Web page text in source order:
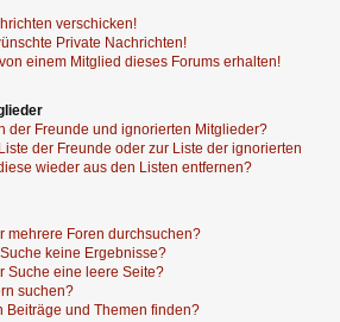
verschicken!
Private Nachrichten!
einem Mitglied dieses Forums erhalten!
der Freunde und ignorierten Mitglieder?
der Freunde oder zur Liste der ignorierten
wieder aus den Listen entfernen?
mehrere Foren durchsuchen?
keine Ergebnisse?
Suche eine leere Seite?
suchen?
Beiträge und Themen finden?